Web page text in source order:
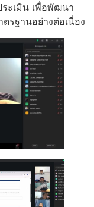
ะเมิน เพื่อพัฒนา
รฐานอย่างต่อเนื่อง